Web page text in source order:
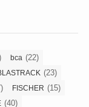
bca (22)
(23)
FISCHER (15)
(40)